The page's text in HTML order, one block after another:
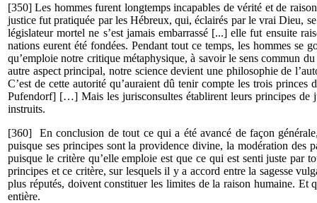
[350] Les hommes furent longtemps incapables de vérité et de
justice fut pratiquée par les Hébreux, qui, éclairés par le vrai Dieu,
législateur mortel ne s’est jamais embarrassé [...] elle fut ensuite
nations eurent été fondées. Pendant tout ce temps, les hommes se
qu’emploie notre critique métaphysique, à savoir le sens commun
autre aspect principal, notre science devient une philosophie de
C’est de cette autorité qu’auraient dû tenir compte les trois
Pufendorf] […] Mais les jurisconsultes établirent leurs principes de
instruits.
[360] En conclusion de tout ce qui a été avancé de façon
puisque ses principes sont la providence divine, la modération des
puisque le critère qu’elle emploie est que ce qui est senti juste par
principes et ce critère, sur lesquels il y a accord entre la sagesse
plus réputés, doivent constituer les limites de la raison humaine.
entière.